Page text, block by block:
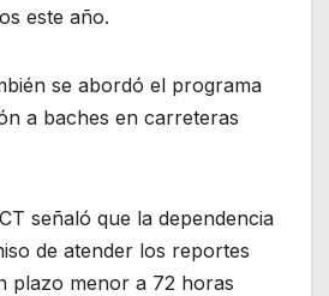
este año.
se abordó el programa
a baches en carreteras
señaló que la dependencia
de atender los reportes
plazo menor a 72 horas